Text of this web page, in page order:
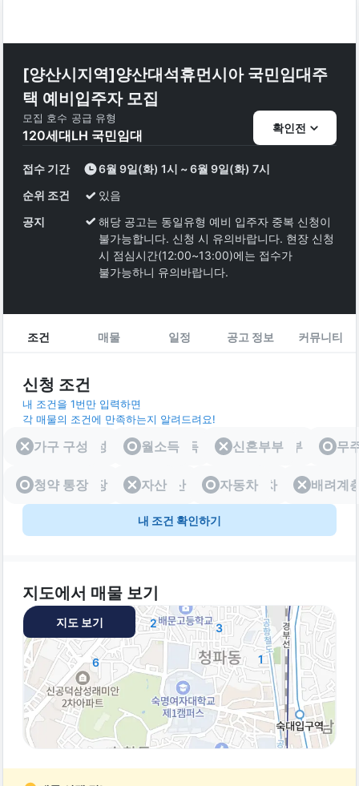
[양산시지역]양산대석휴먼시아 국민임대주
택 예비입주자 모집
모집 호수
120세대
공급 유형
LH 국민임대 확인전
접수 기간
6월 9일(화) 1시 ~ 6월 9일(화) 7시
순위 조건
있음
공지
해당 공고는 동일유형 예비 입주자 중복 신청이
불가능합니다. 신청 시 유의바랍니다. 현장 신청
시 점심시간(12:00~13:00)에는 접수가
불가능하니 유의바랍니다.
조건 매물 일정 공고 정보 커뮤니티
신청 조건
내 조건을 1번만 입력하면
각 매물의 조건에 만족하는지 알려드려요!
가구 구성 월소득 신혼부부
가구 구성 월소득 신혼부부 무
청약 통장 자산 자동차 배려
청약 통장 자산 자동차 배려계
내 조건 확인하기
지도에서 매물 보기
6
2 3
1
지도 보기